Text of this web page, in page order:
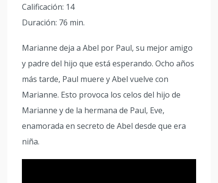
Calificación: 14
Duración: 76 min.
Marianne deja a Abel por Paul, su mejor amigo
y padre del hijo que está esperando. Ocho años
más tarde, Paul muere y Abel vuelve con
Marianne. Esto provoca los celos del hijo de
Marianne y de la hermana de Paul, Eve,
enamorada en secreto de Abel desde que era
niña.